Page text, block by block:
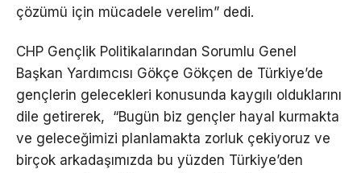
çözümü için mücadele verelim” dedi.
CHP Gençlik Politikalarından Sorumlu Genel
Başkan Yardımcısı Gökçe Gökçen de Türkiye’de
gençlerin gelecekleri konusunda kaygılı olduklarını
dile getirerek, “Bugün biz gençler hayal kurmakta
ve geleceğimizi planlamakta zorluk çekiyoruz ve
birçok arkadaşımızda bu yüzden Türkiye’den